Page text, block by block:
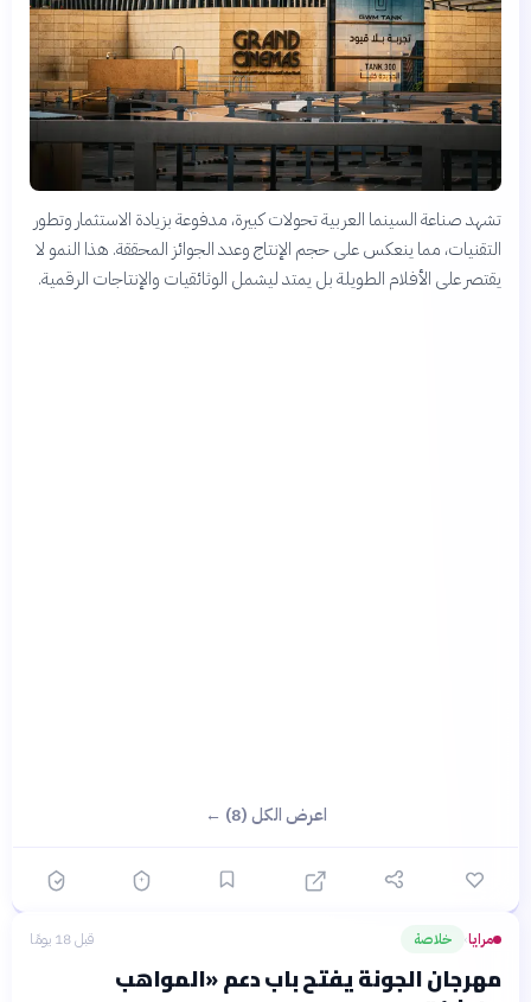
تشهد صناعة السينما العربية تحولات كبيرة، مدفوعة بزيادة الاستثمار وتطور
التقنيات، مما ينعكس على حجم الإنتاج وعدد الجوائز المحققة. هذا النمو لا
يقتصر على الأفلام الطويلة بل يمتد ليشمل الوثائقيات والإنتاجات الرقمية.
اعرض الكل (8) ←
مرايا› خلاصة قبل 18 يومًا
مهرجان الجونة يفتح باب دعم «المواهب